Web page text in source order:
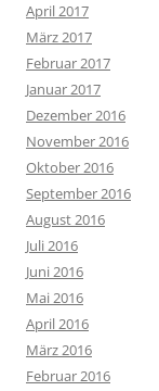
April 2017
März 2017
Februar 2017
Januar 2017
Dezember 2016
November 2016
Oktober 2016
September 2016
August 2016
Juli 2016
Juni 2016
Mai 2016
April 2016
März 2016
Februar 2016